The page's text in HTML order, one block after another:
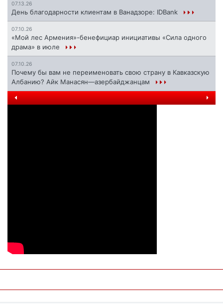
07.13.26
День благодарности клиентам в Ванадзоре: IDBank
07.10.26
«Мой лес Армения»-бенефициар инициативы «Сила одного
драма» в июле
07.10.26
Почему бы вам не переименовать свою страну в Кавказскую
Албанию? Айк Манасян—азербайджанцам